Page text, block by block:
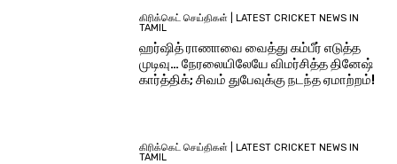
கிரிக்கெட் செய்திகள் | LATEST CRICKET NEWS IN
TAMIL
ஹர்ஷித் ராணாவை வைத்து கம்பீர் எடுத்த
முடிவு… நேரலையிலேயே விமர்சித்த தினேஷ்
கார்த்திக்; சிவம் துபேவுக்கு நடந்த ஏமாற்றம்!
கிரிக்கெட் செய்திகள் | LATEST CRICKET NEWS IN
TAMIL